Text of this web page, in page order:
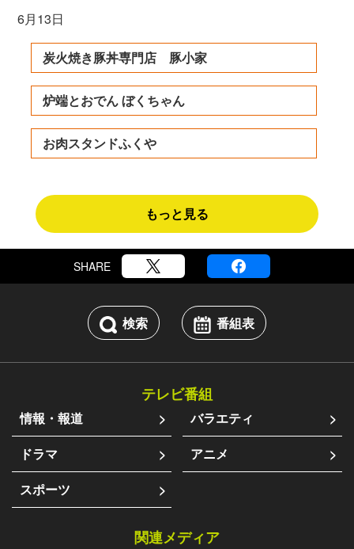
6月13日
炭火焼き豚丼専門店 豚小家
炉端とおでん ぼくちゃん
お肉スタンドふくや
もっと見る
SHARE
検索 番組表
テレビ番組
情報・報道
バラエティ
ドラマ
アニメ
スポーツ
関連メディア